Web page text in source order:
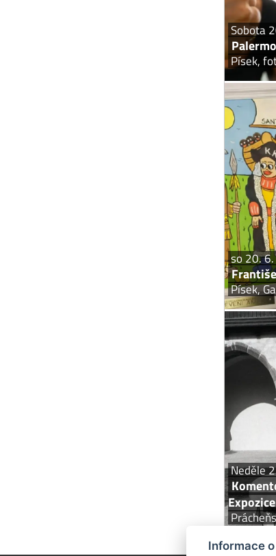
Sobota
Písek,
so 20.
Písek,
Barvy.
Neděle
stálé
Informace